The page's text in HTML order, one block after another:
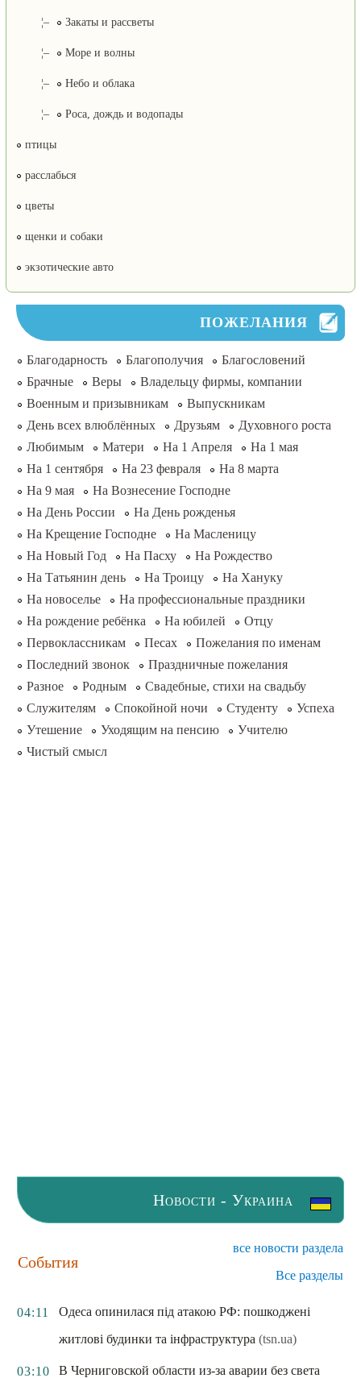
¦– Закаты и рассветы
¦– Море и волны
¦– Небо и облака
¦– Роса, дождь и водопады
птицы
расслабься
цветы
щенки и собаки
экзотические авто
ПОЖЕЛАНИЯ
Благодарность Благополучия
Благословений
Брачные
Веры
Владельцу фирмы, компании
Военным и призывникам
Выпускникам
День всех влюблённых
Друзьям
Духовного роста
Любимым
Матери На 1 Апреля
На 1 мая
На 1 сентября
На 23 февраля
На 8 марта
На 9 мая
На Вознесение Господне
На День России
На День рожденья
На Крещение Господне
На Масленицу
На Новый Год
На Пасху
На Рождество
На Татьянин день
На Троицу
На Хануку
На новоселье
На профессиональные праздники
На рождение ребёнка
На юбилей
Отцу
Первоклассникам
Песах
Пожелания по именам
Последний звонок
Праздничные пожелания
Разное
Родным
Свадебные, стихи на свадьбу
Служителям
Спокойной ночи Студенту
Успеха
Утешение
Уходящим на пенсию
Учителю
Чистый смысл
Новости - Украина
События
все новости раздела
Все разделы
04:11
Одеса опинилася під атакою РФ: пошкоджені
житлові будинки та інфраструктура (tsn.ua)
03:10 В Черниговской области из-за аварии без света